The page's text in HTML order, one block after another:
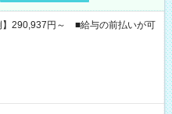
290,937円～ ■給与の前払いが可